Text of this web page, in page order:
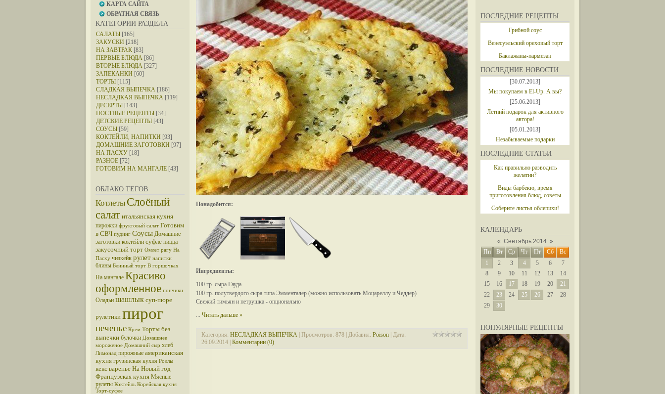
КАРТА САЙТА
ОБРАТНАЯ СВЯЗЬ
КАТЕГОРИИ РАЗДЕЛА
САЛАТЫ [165]
ЗАКУСКИ [218]
НА ЗАВТРАК [83]
ПЕРВЫЕ БЛЮДА [86]
ВТОРЫЕ БЛЮДА [327]
ЗАПЕКАНКИ [60]
ТОРТЫ [115]
СЛАДКАЯ ВЫПЕЧКА [186]
НЕСЛАДКАЯ ВЫПЕЧКА [119]
ДЕСЕРТЫ [143]
ПОСТНЫЕ РЕЦЕПТЫ [34]
ДЕТСКИЕ РЕЦЕПТЫ [43]
СОУСЫ [59]
КОКТЕЙЛИ, НАПИТКИ [93]
ДОМАШНИЕ ЗАГОТОВКИ [97]
НА ПАСХУ [18]
РАЗНОЕ [72]
ГОТОВИМ НА МАНГАЛЕ [43]
ОБЛАКО ТЕГОВ
Котлеты Слоёный
салат итальянская кухня
пирожки фруктовый салат Готовим
в СВЧ пудинг Соусы Домашние
заготовки коктейли суфле пицца
закусочный торт Омлет рагу На
Пасху чизкейк рулет напитки
блины Блинный торт В горшочках
На мангале Красиво
оформленное пончики
Оладьи шашлык суп-пюре
рулетики пирог
печенье Крем Торты без
выпечки булочки Домашнее
мороженое Домашний сыр хлеб
Лимонад пирожные американская
кухня грузинская кухня Роллы
кекс варенье На Новый год
Французская кухня Мясные
рулеты Коктейль Корейская кухня
Торт-суфле
ПОСЛЕДНИЕ РЕЦЕПТЫ
Грибной соус
Венесуэльский ореховый торт
Баклажаны-пармезан
ПОСЛЕДНИЕ НОВОСТИ
[30.07.2013]
Мы покупаем в El-Up. А вы?
[25.06.2013]
Летний подарок для активного
автора!
[05.01.2013]
Незабываемые подарки
ПОСЛЕДНИЕ СТАТЬИ
Как правильно разводить
желатин?
Виды барбекю, время
приготовления блюд, советы
Соберите листья облепихи!
КАЛЕНДАРЬ
« Сентябрь 2014 »
Пн
Вт Ср Чт Пт Сб
Вс
1
2 3 4 5 6
7
8
9 10 11 12 13
14
15
16 17 18 19 20
21
22
23 24 25 26 27
28
29
30
ПОПУЛЯРНЫЕ РЕЦЕПТЫ
Понадобится:
Ингредиенты:
100 гр. сыра Гауда
100 гр. полутвердого сыра типа Эмменталер (можно использовать Моцареллу и Чеддер)
Свежий тимьян и петрушка - опционально
... Читать дальше »
Категория: НЕСЛАДКАЯ ВЫПЕЧКА | Просмотров: 878 | Добавил: Poison | Дата:
26.09.2014 Комментарии (0)